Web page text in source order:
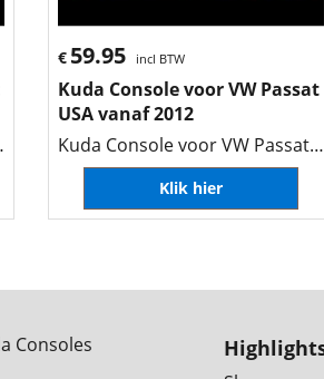
2012
€ 59.95 incl BTW
Kuda Console voor VW Passat
USA vanaf 2012
Kuda Console voor VW Passat USA vanaf 2012
Klik hier
Consoles